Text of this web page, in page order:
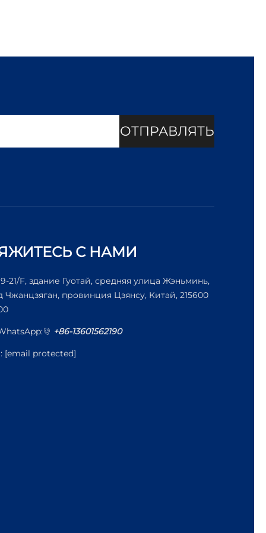
ОТПРАВЛЯТЬ
С НАМИ
21/F, здание Гуотай, средняя улица Жэньминь,
Чжанцзяган, провинция Цзянсу, Китай, 215600
+86-13601562190
[email protected]